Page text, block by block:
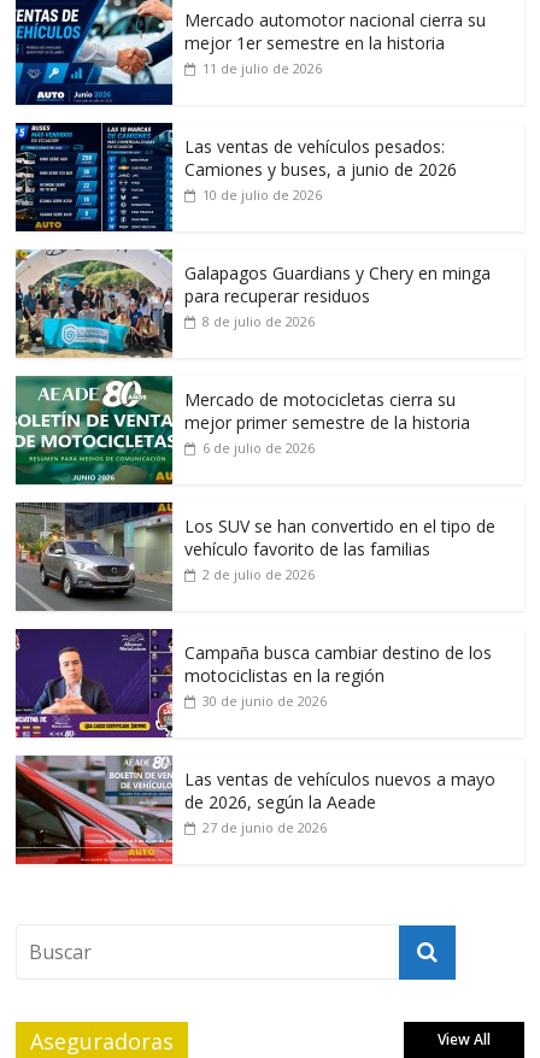
Mercado automotor nacional cierra su
mejor 1er semestre en la historia
11 de julio de 2026
Las ventas de vehículos pesados:
Camiones y buses, a junio de 2026
10 de julio de 2026
Galapagos Guardians y Chery en minga
para recuperar residuos
8 de julio de 2026
Mercado de motocicletas cierra su
mejor primer semestre de la historia
6 de julio de 2026
Los SUV se han convertido en el tipo de
vehículo favorito de las familias
2 de julio de 2026
Campaña busca cambiar destino de los
motociclistas en la región
30 de junio de 2026
Las ventas de vehículos nuevos a mayo
de 2026, según la Aeade
27 de junio de 2026
Aseguradoras View All